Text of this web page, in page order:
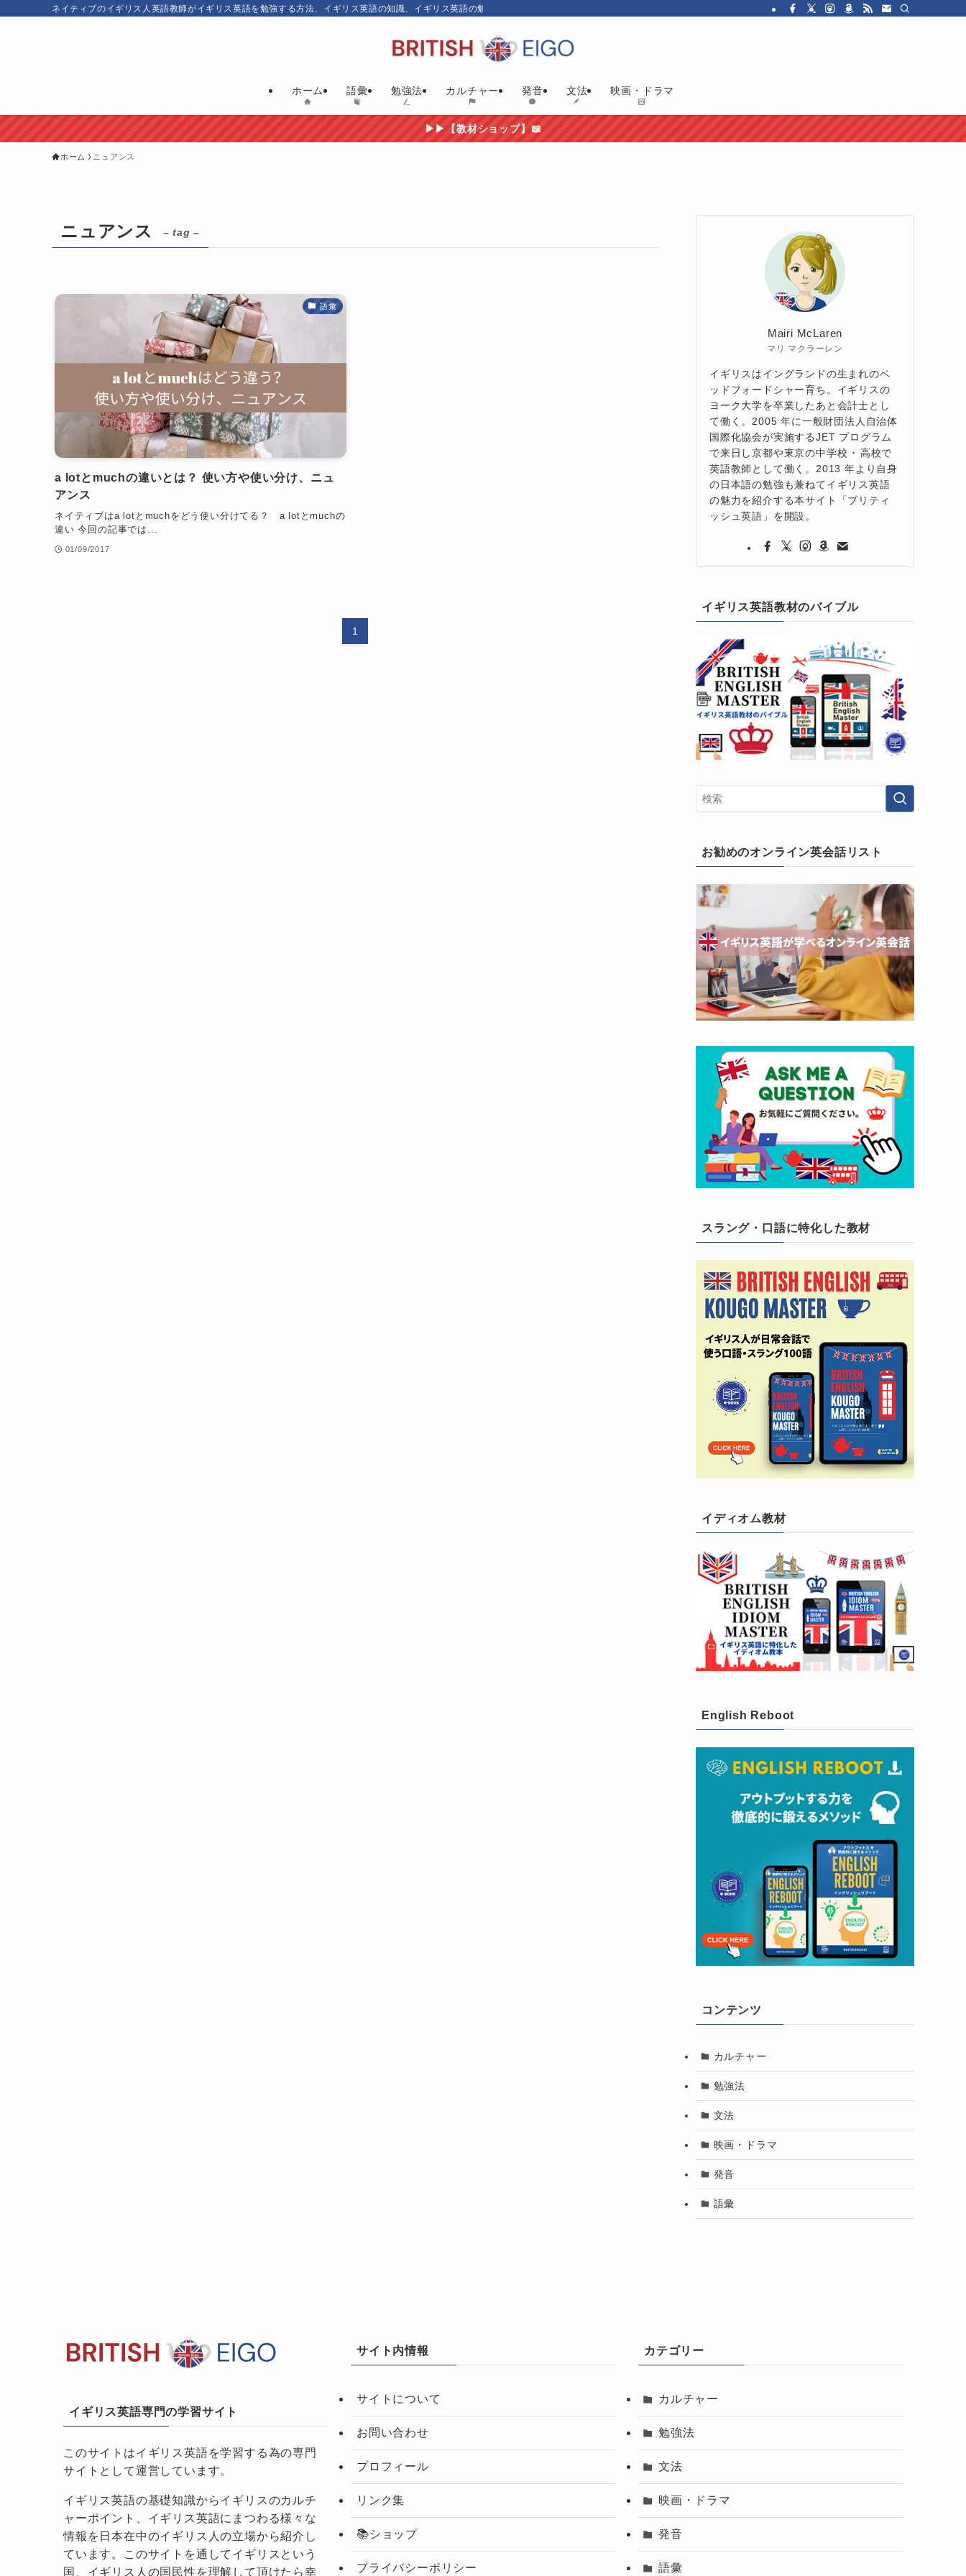
ネイティブのイギリス人英語教師がイギリス英語を勉強する方法、イギリス英語の知識、イギリス英語の勉強にお勧めの英語教材やイギリス映画・ドラマを紹介しています。イギリス人の性格や国民性、イギリスのカルチャ
ホーム 語彙 勉強法 カルチャー 発音 文法 映画・ドラマ
▶▶【教材ショップ】📖
ホーム ニュアンス
ニュアンス – tag –
語彙
a lotとmuchの違いとは？ 使い方や使い分け、ニュ
アンス
ネイティブはa lotとmuchをどう使い分けてる？ a lotとmuchの
違い 今回の記事では...
01/09/2017
1
Mairi McLaren
マリ マクラーレン
イギリスはイングランドの生まれのベ
ッドフォードシャー育ち。イギリスの
ヨーク大学を卒業したあと会計士とし
て働く。2005 年に一般財団法人自治体
国際化協会が実施するJET プログラム
で来日し京都や東京の中学校 ･ 高校で
英語教師として働く。2013 年より自身
の日本語の勉強も兼ねてイギリス英語
の魅力を紹介する本サイト「ブリティ
ッシュ英語」を開設。
イギリス英語教材のバイブル
お勧めのオンライン英会話リスト
スラング・口語に特化した教材
イディオム教材
English Reboot
コンテンツ
カルチャー
勉強法
文法
映画・ドラマ
発音
語彙
イギリス英語専門の学習サイト
このサイトはイギリス英語を学習する為の専門
サイトとして運営しています。
イギリス英語の基礎知識からイギリスのカルチ
ャーポイント、イギリス英語にまつわる様々な
情報を日本在中のイギリス人の立場から紹介し
ています。このサイトを通してイギリスという
国、イギリス人の国民性を理解して頂けたら幸
サイト内情報
サイトについて
お問い合わせ
プロフィール
リンク集
📚ショップ
プライバシーポリシー
カテゴリー
カルチャー
勉強法
文法
映画・ドラマ
発音
語彙